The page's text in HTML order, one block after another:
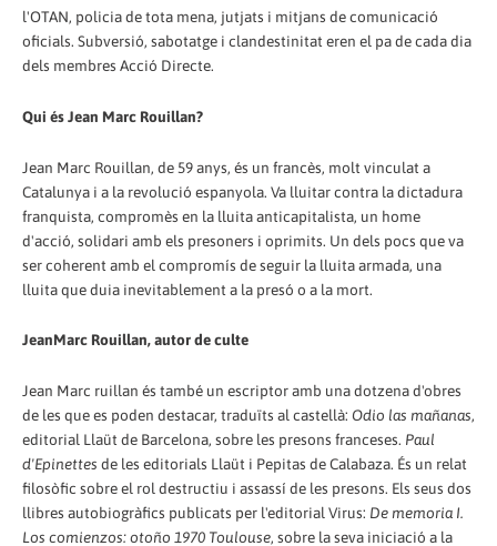
l'OTAN, policia de tota mena, jutjats i mitjans de comunicació
oficials. Subversió, sabotatge i clandestinitat eren el pa de cada dia
dels membres Acció Directe.
Qui és Jean Marc Rouillan?
Jean Marc Rouillan, de 59 anys, és un francès, molt vinculat a
Catalunya i a la revolució espanyola. Va lluitar contra la dictadura
franquista, compromès en la lluita anticapitalista, un home
d'acció, solidari amb els presoners i oprimits. Un dels pocs que va
ser coherent amb el compromís de seguir la lluita armada, una
lluita que duia inevitablement a la presó o a la mort.
JeanMarc Rouillan, autor de culte
Jean Marc ruillan és també un escriptor amb una dotzena d'obres
de les que es poden destacar, traduïts al castellà: Odio las mañanas,
editorial Llaüt de Barcelona, sobre les presons franceses. Paul
d'Epinettes de les editorials Llaüt i Pepitas de Calabaza. És un relat
filosòfic sobre el rol destructiu i assassí de les presons. Els seus dos
llibres autobiogràfics publicats per l'editorial Virus: De memoria I.
Los comienzos: otoño 1970 Toulouse, sobre la seva iniciació a la